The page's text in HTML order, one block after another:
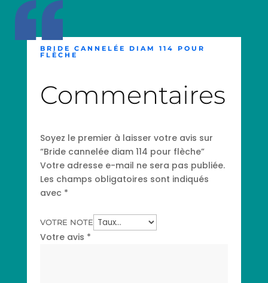
BRIDE CANNELÉE DIAM 114 POUR
FLÈCHE
Commentaires
Soyez le premier à laisser votre avis sur
“Bride cannelée diam 114 pour flèche”
Votre adresse e-mail ne sera pas publiée.
Les champs obligatoires sont indiqués
avec *
VOTRE NOTE
Votre avis *